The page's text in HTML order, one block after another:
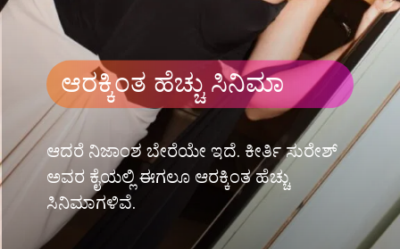
ಆದರೆ ನಿಜಾಂಶ ಬೇರೆಯೇ ಇದೆ. ಕೀರ್ತಿ ಸುರೇಶ್
ಅವರ ಕೈಯಲ್ಲಿ ಈಗಲೂ ಆರಕ್ಕಿಂತ ಹೆಚ್ಚು
ಸಿನಿಮಾಗಳಿವೆ.
ಆರಕ್ಕಿಂತ ಹೆಚ್ಚು ಸಿನಿಮಾ